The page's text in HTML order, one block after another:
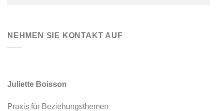
NEHMEN SIE KONTAKT AUF
Juliette Boisson
Praxis für Beziehungsthemen